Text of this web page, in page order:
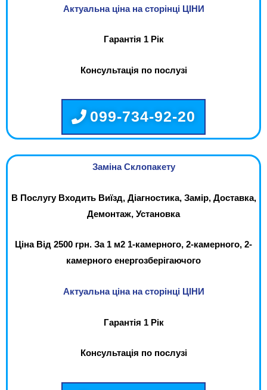
Актуальна ціна на сторінці ЦІНИ
Гарантія 1 Рік
Консультація по послузі
099-734-92-20
Заміна Склопакету
В Послугу Входить Виїзд, Діагностика, Замір, Доставка,
Демонтаж, Установка
Ціна Від 2500 грн. За 1 м2 1-камерного, 2-камерного, 2-
камерного енергозберігаючого
Актуальна ціна на сторінці ЦІНИ
Гарантія 1 Рік
Консультація по послузі